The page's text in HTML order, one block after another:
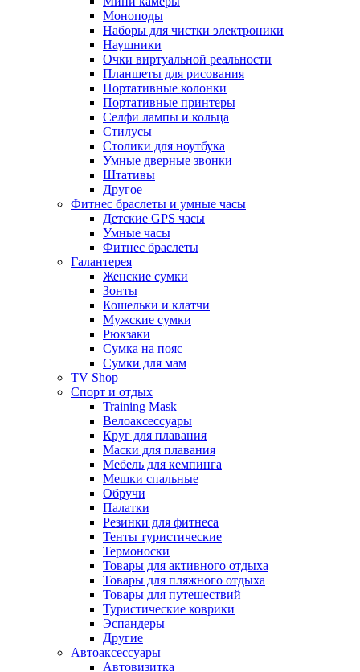
Моноподы
Наборы для чистки электроники
Наушники
Очки виртуальной реальности
Планшеты для рисования
Портативные колонки
Портативные принтеры
Селфи лампы и кольца
Стилусы
Столики для ноутбука
Умные дверные звонки
Штативы
Другое
Фитнес браслеты и умные часы
Детские GPS часы
Умные часы
Фитнес браслеты
Галантерея
Женские сумки
Зонты
Кошельки и клатчи
Мужские сумки
Рюкзаки
Сумка на пояс
Сумки для мам
TV Shop
Спорт и отдых
Training Mask
Велоаксессуары
Круг для плавания
Маски для плавания
Мебель для кемпинга
Мешки спальные
Обручи
Палатки
Резинки для фитнеса
Тенты туристические
Термоноски
Товары для активного отдыха
Товары для пляжного отдыха
Товары для путешествий
Туристические коврики
Эспандеры
Другие
Автоаксессуары
Автовизитка